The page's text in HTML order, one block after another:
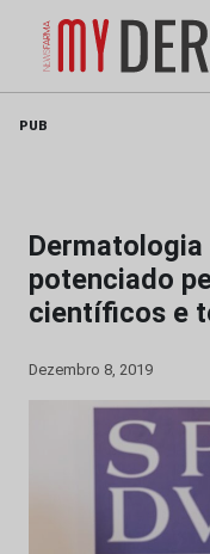
PUB
potenciado
científicos e
Dezembro 8, 2019